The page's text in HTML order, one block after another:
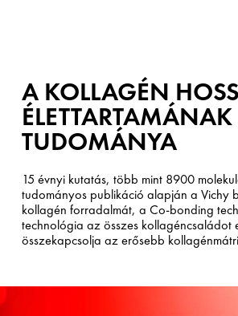
A KOLLAGÉN
ÉLETTARTAMÁNAK
TUDOMÁNYA
15 évnyi kutatás, több mint 8900
tudományos publikáció alapján a Vichy
kollagén forradalmát, a Co-bonding
technológia az összes kollagéncsaládot
összekapcsolja az erősebb